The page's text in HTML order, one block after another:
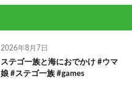
2026年8月7日
ステゴ一族と海におでかけ #ウマ
娘 #ステゴ一族 #games